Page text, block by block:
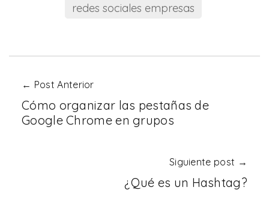
redes sociales empresas
← Post Anterior
Cómo organizar las pestañas de
Google Chrome en grupos
Siguiente post →
¿Qué es un Hashtag?